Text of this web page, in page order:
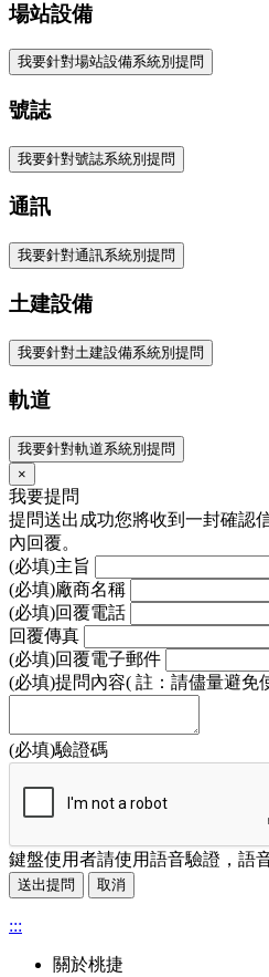
場站設備
我要針對場站設備系統別提問
號誌
我要針對號誌系統別提問
通訊
我要針對通訊系統別提問
土建設備
我要針對土建設備系統別提問
軌道
我要針對軌道系統別提問
×
我要提問
提問送出成功您將收到一封確認
內回覆。
(必填)主旨
(必填)廠商名稱
(必填)回覆電話
回覆傳真
(必填)回覆電子郵件
(必填)提問內容( 註：請儘量避免
(必填)驗證碼
鍵盤使用者請使用語音驗證，語
送出提問 取消
:::
關於桃捷